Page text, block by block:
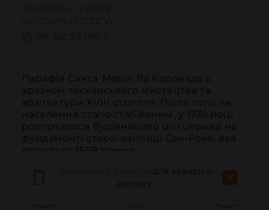
Парафія Санта-Марія Ла Коронада є
зразком тосканського мистецтва та
архітектури XVIII століття. Після того, як
населення стало стабільним, у 1735 році
розпочалося будівництво цієї церкви на
фундаменті старої каплиці Сан-Роке, яка
датується 1508 роком.
для кращого
досвіду